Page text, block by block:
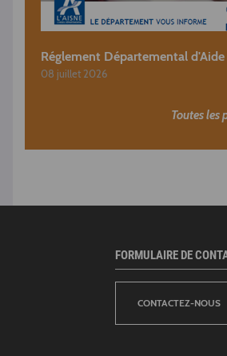
Réglement Départemental d'Aide
08 juillet 2026
Toutes les
FORMULAIRE DE
CONTACTEZ-NOUS